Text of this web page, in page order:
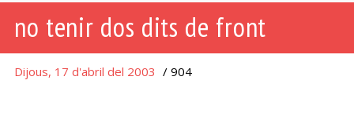
no tenir dos dits de front
Dijous, 17 d'abril del 2003 / 904
-
osa